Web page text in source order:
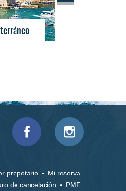
propetario
Mi reserva
de cancelación
PMF